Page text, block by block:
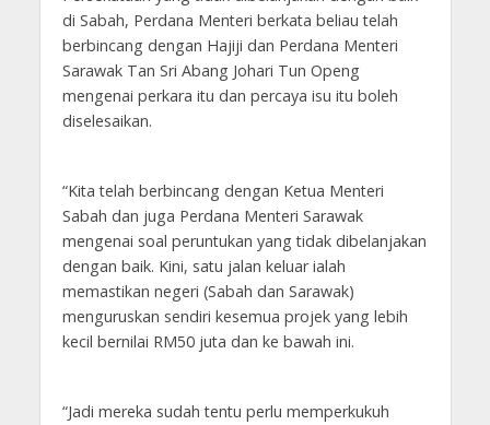
di Sabah, Perdana Menteri berkata beliau telah
berbincang dengan Hajiji dan Perdana Menteri
Sarawak Tan Sri Abang Johari Tun Openg
mengenai perkara itu dan percaya isu itu boleh
diselesaikan.
“Kita telah berbincang dengan Ketua Menteri
Sabah dan juga Perdana Menteri Sarawak
mengenai soal peruntukan yang tidak dibelanjakan
dengan baik. Kini, satu jalan keluar ialah
memastikan negeri (Sabah dan Sarawak)
menguruskan sendiri kesemua projek yang lebih
kecil bernilai RM50 juta dan ke bawah ini.
“Jadi mereka sudah tentu perlu memperkukuh